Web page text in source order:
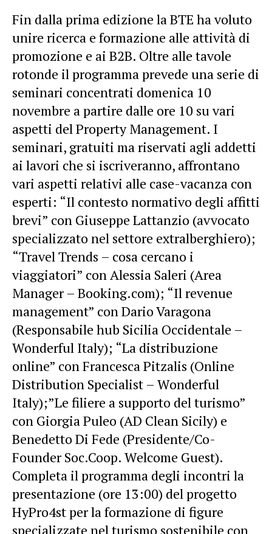
Fin dalla prima edizione la BTE ha voluto
unire ricerca e formazione alle attività di
promozione e ai B2B. Oltre alle tavole
rotonde il programma prevede una serie di
seminari concentrati domenica 10
novembre a partire dalle ore 10 su vari
aspetti del Property Management. I
seminari, gratuiti ma riservati agli addetti
ai lavori che si iscriveranno, affrontano
vari aspetti relativi alle case-vacanza con
esperti: “Il contesto normativo degli affitti
brevi” con Giuseppe Lattanzio (avvocato
specializzato nel settore extralberghiero);
“Travel Trends – cosa cercano i
viaggiatori” con Alessia Saleri (Area
Manager – Booking.com); “Il revenue
management” con Dario Varagona
(Responsabile hub Sicilia Occidentale –
Wonderful Italy); “La distribuzione
online” con Francesca Pitzalis (Online
Distribution Specialist – Wonderful
Italy);”Le filiere a supporto del turismo”
con Giorgia Puleo (AD Clean Sicily) e
Benedetto Di Fede (Presidente/Co-
Founder Soc.Coop. Welcome Guest).
Completa il programma degli incontri la
presentazione (ore 13:00) del progetto
HyPro4st per la formazione di figure
specializzate nel turismo sostenibile con